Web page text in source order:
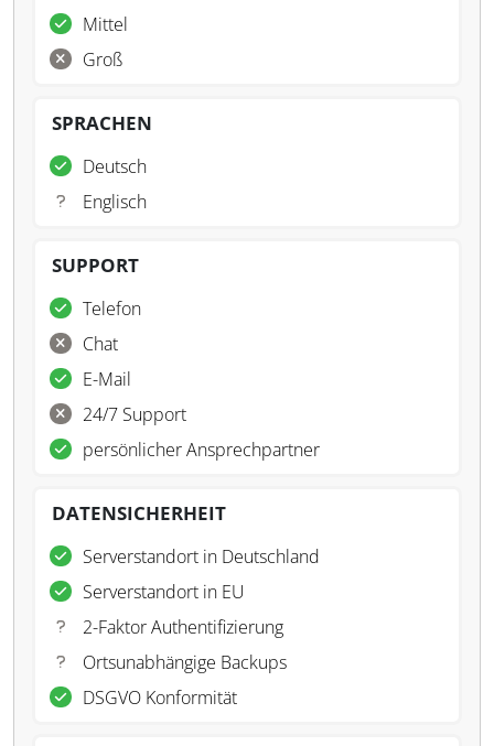
Mittel
Groß
SPRACHEN
Deutsch
Englisch
SUPPORT
Telefon
Chat
E-Mail
24/7 Support
persönlicher Ansprechpartner
DATENSICHERHEIT
Serverstandort in Deutschland
Serverstandort in EU
2-Faktor Authentifizierung
Ortsunabhängige Backups
DSGVO Konformität